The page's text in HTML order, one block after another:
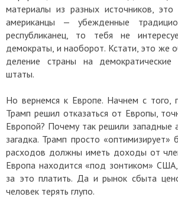
материалы из разных источников,
американцы — убежденные
республиканец, то тебя не
демократы, и наоборот. Кстати, это же
деление страны на демократические
штаты.
Но вернемся к Европе. Начнем с того,
Трамп решил отказаться от Европы,
Европой? Почему так решили западные
загадка. Трамп просто
расходов должны иметь доходы от
Европа находится «под зонтиком»
за это платить. Да и рынок сбыта
человек терять глупо.